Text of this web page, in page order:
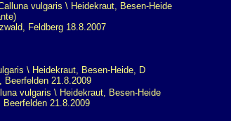
vulgaris \ Heidekraut, Besen-Heide
Feldberg 18.8.2007
vulgaris \ Heidekraut, Besen-Heide
Beerfelden 21.8.2009